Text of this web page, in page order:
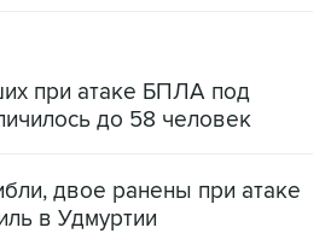
при атаке БПЛА под
до 58 человек
двое ранены при атаке
в Удмуртии